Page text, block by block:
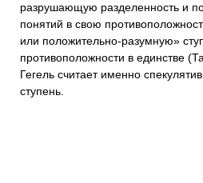
разрушающую разделенность и
понятий в свою
или положительно-разумную»
противоположности в единстве
Гегель считает именно
ступень.